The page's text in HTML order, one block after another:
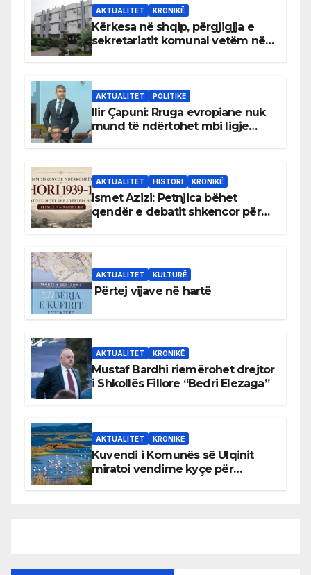
AKTUALITET KRONIKË
Kërkesa në shqip, përgjigjja e
sekretariatit komunal vetëm në
AKTUALITET POLITIKË
Ilir Çapuni: Rruga evropiane nuk
mund të ndërtohet mbi ligje
AKTUALITET HISTORI KRONIKË
Ismet Azizi: Petnjica bëhet
qendër e debatit shkencor për
AKTUALITET KULTURË
Përtej vijave në hartë
AKTUALITET KRONIKË
Mustaf Bardhi riemërohet drejtor
i Shkollës Fillore “Bedri Elezaga”
AKTUALITET KRONIKË
Kuvendi i Komunës së Ulqinit
miratoi vendime kyçe për